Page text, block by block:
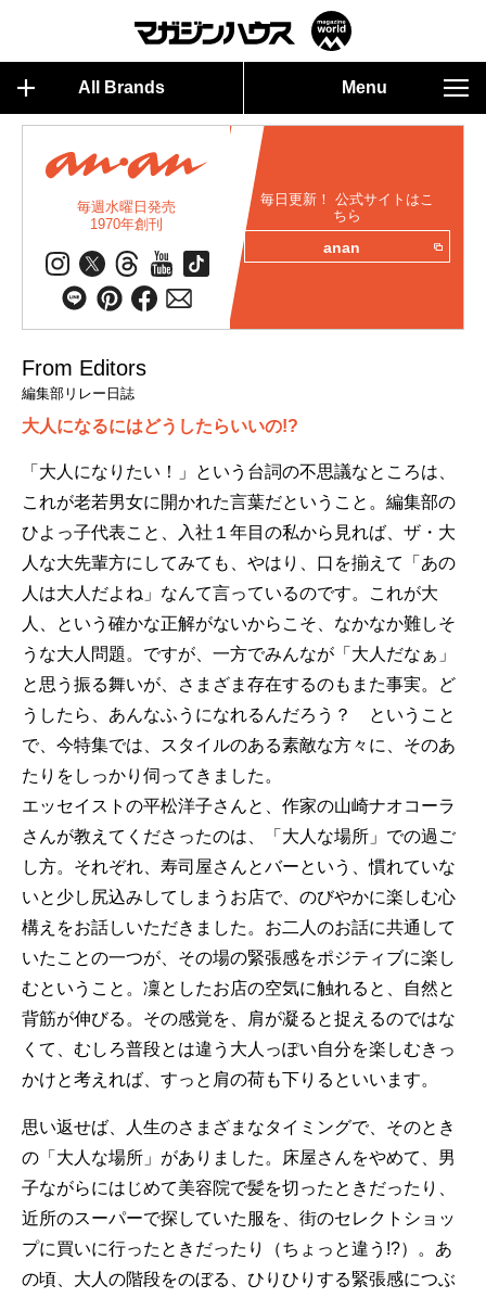
All Brands Menu
毎週水曜日発売
1970年創刊
毎日更新！ 公式サイトはこ
ちら
anan
From Editors
編集部リレー日誌
大人になるにはどうしたらいいの!?
「大人になりたい！」という台詞の不思議なところは、
これが老若男女に開かれた言葉だということ。編集部の
ひよっ子代表こと、入社１年目の私から見れば、ザ・大
人な大先輩方にしてみても、やはり、口を揃えて「あの
人は大人だよね」なんて言っているのです。これが大
人、という確かな正解がないからこそ、なかなか難しそ
うな大人問題。ですが、一方でみんなが「大人だなぁ」
と思う振る舞いが、さまざま存在するのもまた事実。ど
うしたら、あんなふうになれるんだろう？ ということ
で、今特集では、スタイルのある素敵な方々に、そのあ
たりをしっかり伺ってきました。
エッセイストの平松洋子さんと、作家の山崎ナオコーラ
さんが教えてくださったのは、「大人な場所」での過ご
し方。それぞれ、寿司屋さんとバーという、慣れていな
いと少し尻込みしてしまうお店で、のびやかに楽しむ心
構えをお話しいただきました。お二人のお話に共通して
いたことの一つが、その場の緊張感をポジティブに楽し
むということ。凜としたお店の空気に触れると、自然と
背筋が伸びる。その感覚を、肩が凝ると捉えるのではな
くて、むしろ普段とは違う大人っぽい自分を楽しむきっ
かけと考えれば、すっと肩の荷も下りるといいます。
思い返せば、人生のさまざまなタイミングで、そのとき
の「大人な場所」がありました。床屋さんをやめて、男
子ながらにはじめて美容院で髪を切ったときだったり、
近所のスーパーで探していた服を、街のセレクトショッ
プに買いに行ったときだったり（ちょっと違う!?）。あ
の頃、大人の階段をのぼる、ひりひりする緊張感につぶ